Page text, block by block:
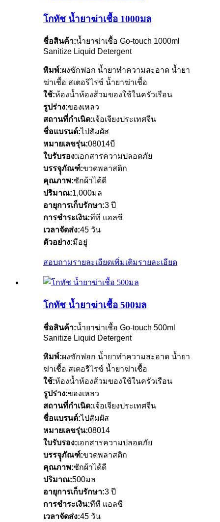
โกทัช น้ำยาฆ่าเชื้อ 1000มล
ชื่อสินค้า:น้ำยาฆ่าเชื้อ Go-touch 1000ml
Sanitize Liquid Detergent
พิมพ์:ผงซักฟอก น้ำยาทำความสะอาด น้ำยา
ฆ่าเชื้อ สเตอริไรซ์ น้ำยาฆ่าเชื้อ
ใช้:ห้องน้ำห้องส้วมของใช้ในครัวเรือน
รูปร่าง:ของเหลว
สถานที่กำเนิด:เจ้อเจียงประเทศจีน
ชื่อแบรนด์:ไปสัมผัส
หมายเลขรุ่น:08014บี
ใบรับรอง:เอกสารความปลอดภัย
บรรจุุภัณฑ์:ขวดพลาสติก
คุณภาพ:ซักผ้าได้ดี
ปริมาณ:1,000มล
อายุการเก็บรักษา:3 ปี
การชำระเงิน:ทีที แอลซี
เวลาจัดส่ง:45 วัน
ตัวอย่าง:มีอยู่
สอบถามรายละเอียดเพิ่มเติมรายละเอียด
โกทัช น้ำยาฆ่าเชื้อ 500มล
ชื่อสินค้า:น้ำยาฆ่าเชื้อ Go-touch 500ml
Sanitize Liquid Detergent
พิมพ์:ผงซักฟอก น้ำยาทำความสะอาด น้ำยา
ฆ่าเชื้อ สเตอริไรซ์ น้ำยาฆ่าเชื้อ
ใช้:ห้องน้ำห้องส้วมของใช้ในครัวเรือน
รูปร่าง:ของเหลว
สถานที่กำเนิด:เจ้อเจียงประเทศจีน
ชื่อแบรนด์:ไปสัมผัส
หมายเลขรุ่น:08014
ใบรับรอง:เอกสารความปลอดภัย
บรรจุุภัณฑ์:ขวดพลาสติก
คุณภาพ:ซักผ้าได้ดี
ปริมาณ:500มล
อายุการเก็บรักษา:3 ปี
การชำระเงิน:ทีที แอลซี
เวลาจัดส่ง:45 วัน